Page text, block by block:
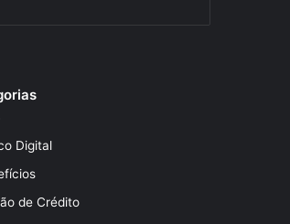
Digital
de Crédito